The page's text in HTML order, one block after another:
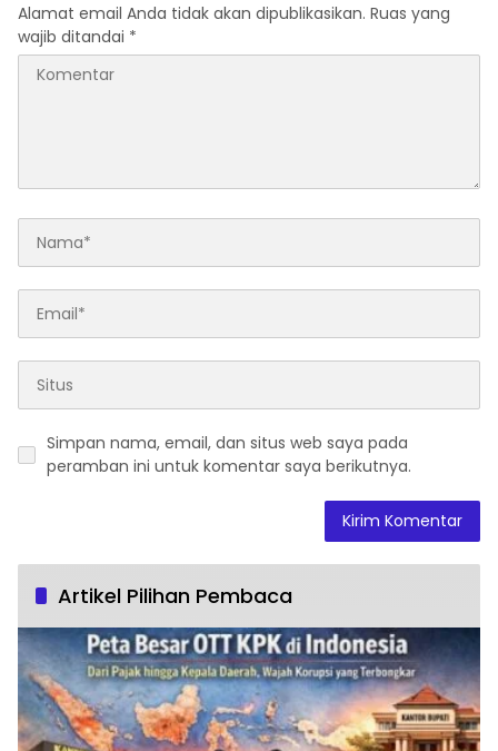
Alamat email Anda tidak akan dipublikasikan. Ruas yang
wajib ditandai *
Simpan nama, email, dan situs web saya pada
peramban ini untuk komentar saya berikutnya.
Artikel Pilihan Pembaca